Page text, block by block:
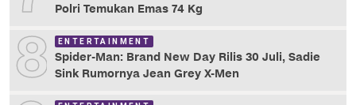
Polri Temukan Emas 74 Kg
8 ENTERTAINMENT
Spider-Man: Brand New Day Rilis 30 Juli, Sadie
Sink Rumornya Jean Grey X-Men